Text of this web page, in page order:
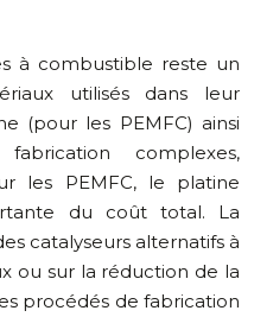
à combustible reste un
utilisés dans leur
(pour les PEMFC) ainsi
complexes,
les PEMFC, le platine
du coût total. La
catalyseurs alternatifs à
ou sur la réduction de la
procédés de fabrication